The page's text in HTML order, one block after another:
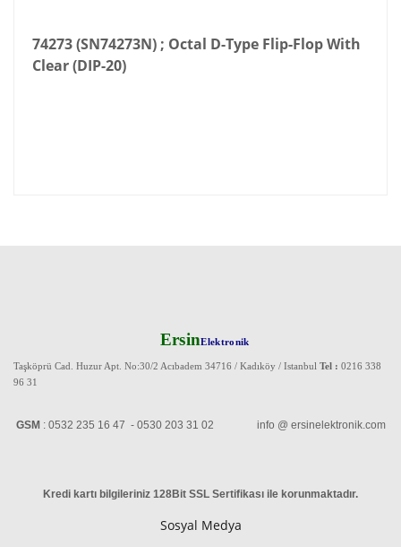
74273 (SN74273N) ; Octal D-Type Flip-Flop With
Clear (DIP-20)
ErsinElektronik
Taşköprü Cad. Huzur Apt. No:30/2 Acıbadem 34716 / Kadıköy / Istanbul Tel : 0216 338
96 31
GSM : 0532 235 16 47 - 0530 203 31 02 info @ ersinelektronik.com
Kredi kartı bilgileriniz 128Bit SSL Sertifikası ile korunmaktadır.
Sosyal Medya